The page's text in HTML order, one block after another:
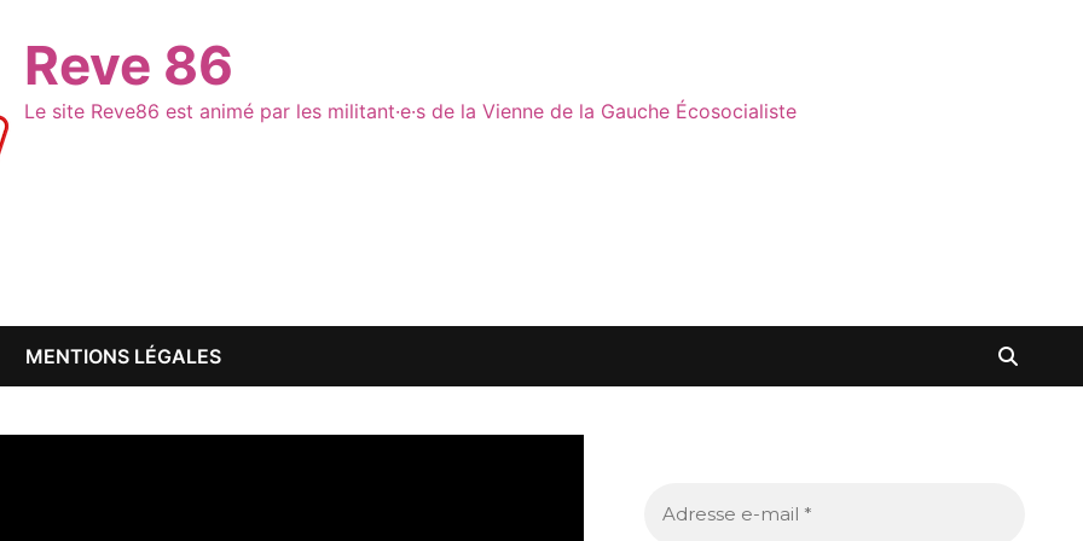
Reve 86
Le site Reve86 est animé par les militant·e·s de la Vienne de la Gauche Écosocialiste
MENTIONS LÉGALES